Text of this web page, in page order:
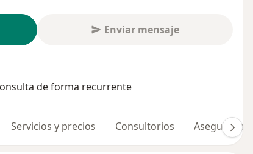
Enviar mensaje
de forma recurrente
Servicios y precios Consultorios Aseguradoras